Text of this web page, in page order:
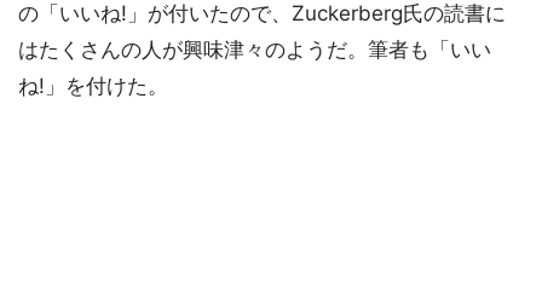
の「いいね!」が付いたので、Zuckerberg氏の読書に
はたくさんの人が興味津々のようだ。筆者も「いい
ね!」を付けた。